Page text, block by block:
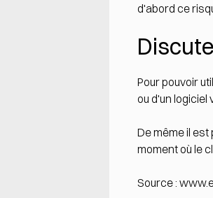
d'abord ce
Pour pouvoir
ou d'un logiciel
De même il
moment où le
Source :